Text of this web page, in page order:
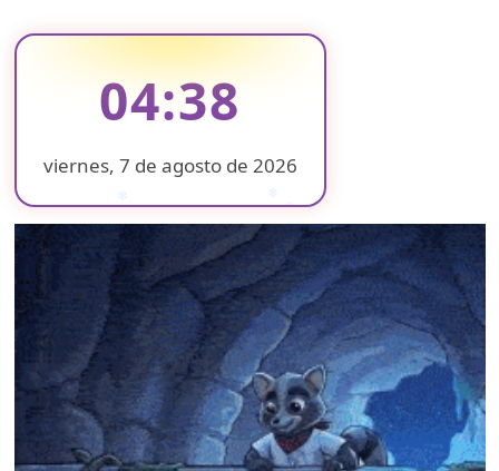
04:38
viernes, 7 de agosto de 2026
❄
❄
❄
❄
❄
❄
❄
❄